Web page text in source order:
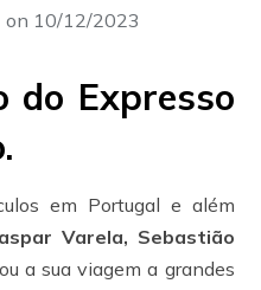
on 10/12/2023
do Expresso
em Portugal e além
Varela, Sebastião
a sua viagem a grandes